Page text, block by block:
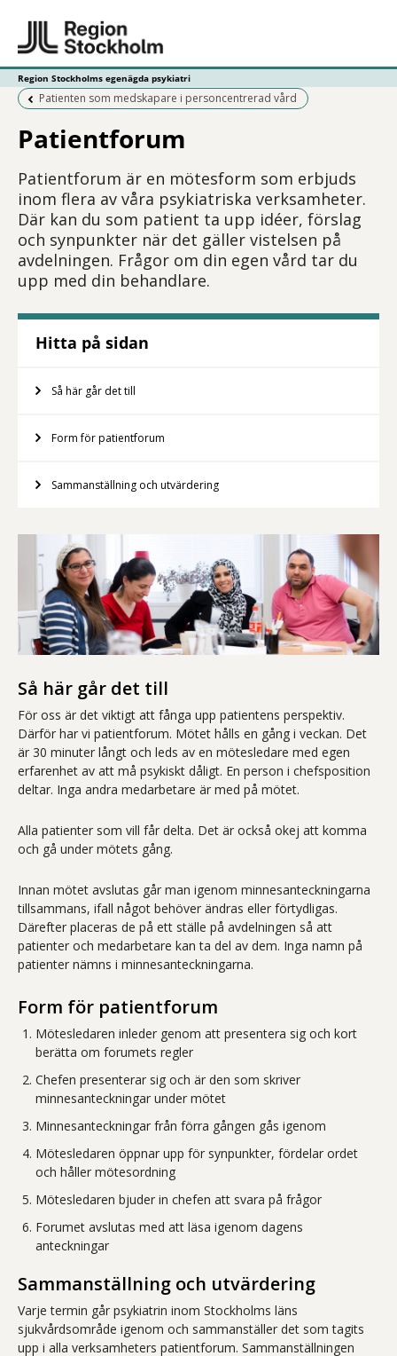
Region Stockholms egenägda psykiatri
Föregående sida:
Patienten som medskapare i personcentrerad vård
Patientforum
Patientforum är en mötesform som erbjuds
inom flera av våra psykiatriska verksamheter.
Där kan du som patient ta upp idéer, förslag
och synpunkter när det gäller vistelsen på
avdelningen. Frågor om din egen vård tar du
upp med din behandlare.
Hitta på sidan
Så här går det till
Form för patientforum
Sammanställning och utvärdering
Så här går det till
För oss är det viktigt att fånga upp patientens perspektiv.
Därför har vi patientforum. Mötet hålls en gång i veckan. Det
är 30 minuter långt och leds av en mötesledare med egen
erfarenhet av att må psykiskt dåligt. En person i chefsposition
deltar. Inga andra medarbetare är med på mötet.
Alla patienter som vill får delta. Det är också okej att komma
och gå under mötets gång.
Innan mötet avslutas går man igenom minnesanteckningarna
tillsammans, ifall något behöver ändras eller förtydligas.
Därefter placeras de på ett ställe på avdelningen så att
patienter och medarbetare kan ta del av dem. Inga namn på
patienter nämns i minnesanteckningarna.
Form för patientforum
Mötesledaren inleder genom att presentera sig och kort
berätta om forumets regler
Chefen presenterar sig och är den som skriver
minnesanteckningar under mötet
Minnesanteckningar från förra gången gås igenom
Mötesledaren öppnar upp för synpunkter, fördelar ordet
och håller mötesordning
Mötesledaren bjuder in chefen att svara på frågor
Forumet avslutas med att läsa igenom dagens
anteckningar
Sammanställning och utvärdering
Varje termin går psykiatrin inom Stockholms läns
sjukvårdsområde igenom och sammanställer det som tagits
upp i alla verksamheters patientforum. Sammanställningen